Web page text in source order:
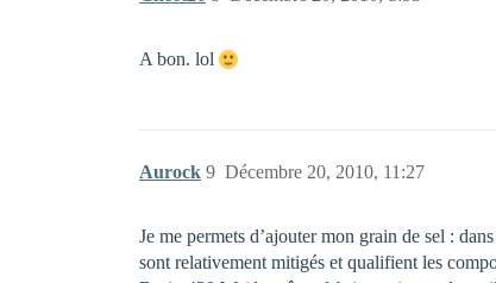
A bon. lol
Aurock Décembre 20, 2010, 11:27
9
Je me permets d’ajouter mon grain de sel :
sont relativement mitigés et qualifient les